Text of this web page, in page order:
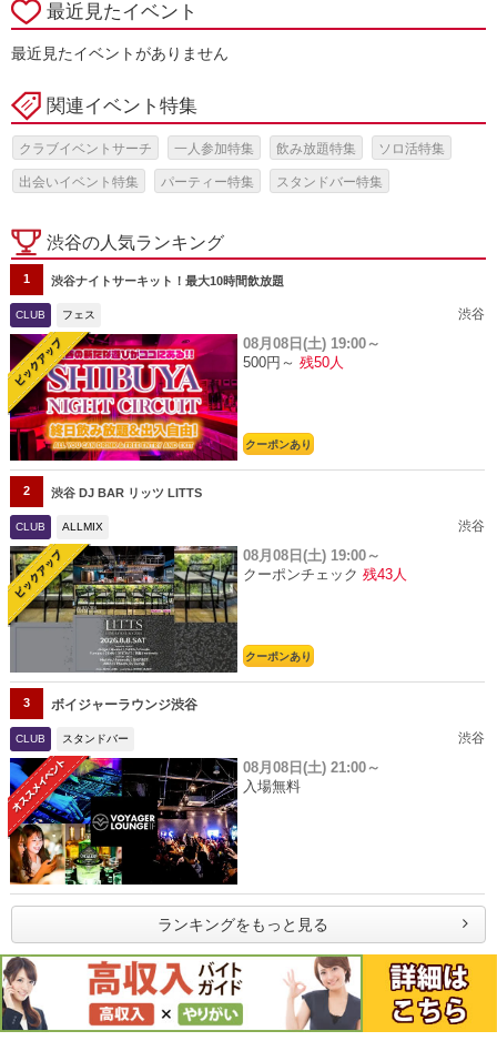
最近見たイベント
最近見たイベントがありません
関連イベント特集
クラブイベントサーチ 一人参加特集 飲み放題特集 ソロ活特集
出会いイベント特集 パーティー特集 スタンドバー特集
渋谷の人気ランキング
1 渋谷ナイトサーキット！最大10時間飲放題
CLUB フェス 渋谷
08月08日(土) 19:00～
500円～ 残50人
クーポンあり
2 渋谷 DJ BAR リッツ LITTS
CLUB ALLMIX 渋谷
08月08日(土) 19:00～
クーポンチェック 残43人
クーポンあり
3 ボイジャーラウンジ渋谷
CLUB スタンドバー 渋谷
08月08日(土) 21:00～
入場無料
ランキングをもっと見る